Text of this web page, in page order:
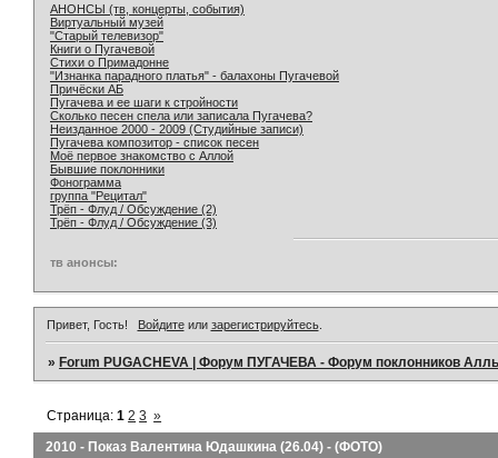
АНОНСЫ (тв, концерты, события)
Виртуальный музей
"Старый телевизор"
Книги о Пугачевой
Стихи о Примадонне
"Изнанка парадного платья" - балахоны Пугачевой
Причёски АБ
Пугачева и ее шаги к стройности
Сколько песен спела или записала Пугачева?
Неизданное 2000 - 2009 (Студийные записи)
Пугачева композитор - список песен
Моё первое знакомство с Аллой
Бывшие поклонники
Фонограмма
группа "Рецитал"
Трёп - Флуд / Обсуждение (2)
Трёп - Флуд / Обсуждение (3)
тв анонсы:
Привет, Гость! Войдитеили зарегистрируйтесь.
»Forum PUGACHEVA | Форум ПУГАЧЕВА - Форум поклонников
2010 - Показ Валентина Юдашкина (26.04) - (ФОТО)
Страница:1 2 3 »